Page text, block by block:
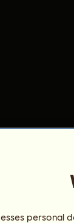
personal